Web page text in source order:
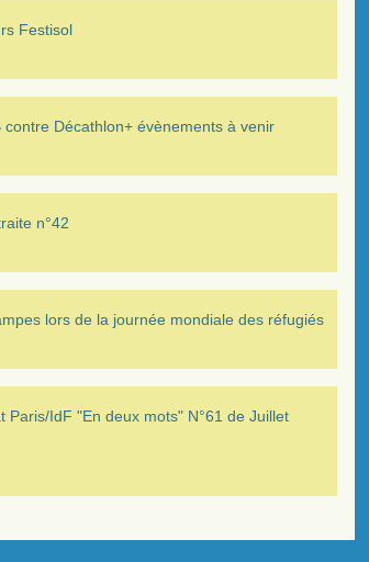
Festisol
Décathlon+ évènements à venir
n°42
lors de la journée mondiale des réfugiés
Paris/IdF "En deux mots" N°61 de Juillet